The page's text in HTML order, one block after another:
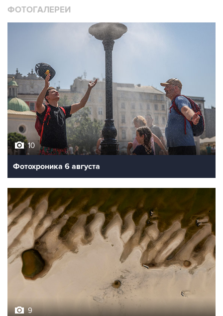
ФОТОГАЛЕРЕИ
10
Фотохроника 6 августа
9